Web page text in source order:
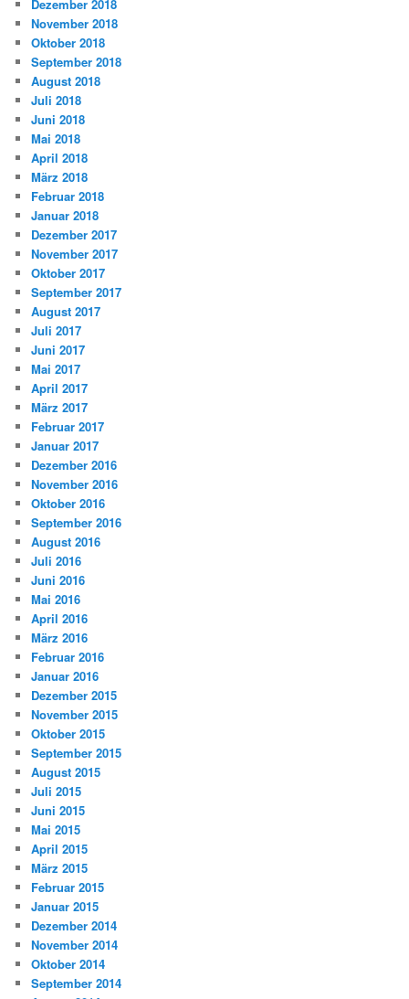
Dezember 2018
November 2018
Oktober 2018
September 2018
August 2018
Juli 2018
Juni 2018
Mai 2018
April 2018
März 2018
Februar 2018
Januar 2018
Dezember 2017
November 2017
Oktober 2017
September 2017
August 2017
Juli 2017
Juni 2017
Mai 2017
April 2017
März 2017
Februar 2017
Januar 2017
Dezember 2016
November 2016
Oktober 2016
September 2016
August 2016
Juli 2016
Juni 2016
Mai 2016
April 2016
März 2016
Februar 2016
Januar 2016
Dezember 2015
November 2015
Oktober 2015
September 2015
August 2015
Juli 2015
Juni 2015
Mai 2015
April 2015
März 2015
Februar 2015
Januar 2015
Dezember 2014
November 2014
Oktober 2014
September 2014